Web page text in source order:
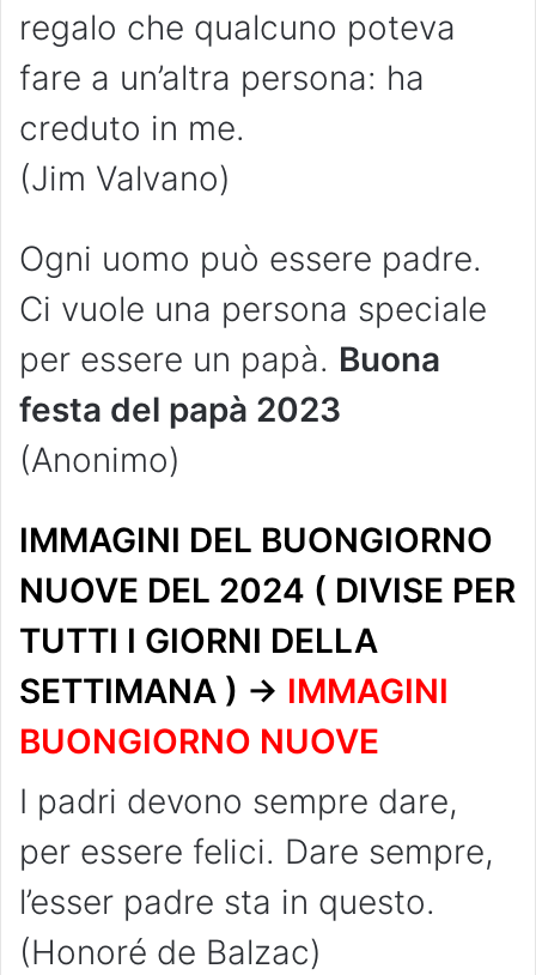
regalo che qualcuno poteva
fare a un’altra persona: ha
creduto in me.
(Jim Valvano)
Ogni uomo può essere padre.
Ci vuole una persona speciale
per essere un papà. Buona
festa del papà 2023
(Anonimo)
IMMAGINI DEL BUONGIORNO
NUOVE DEL 2024 ( DIVISE PER
TUTTI I GIORNI DELLA
SETTIMANA ) -> IMMAGINI
BUONGIORNO NUOVE
I padri devono sempre dare,
per essere felici. Dare sempre,
l’esser padre sta in questo.
(Honoré de Balzac)